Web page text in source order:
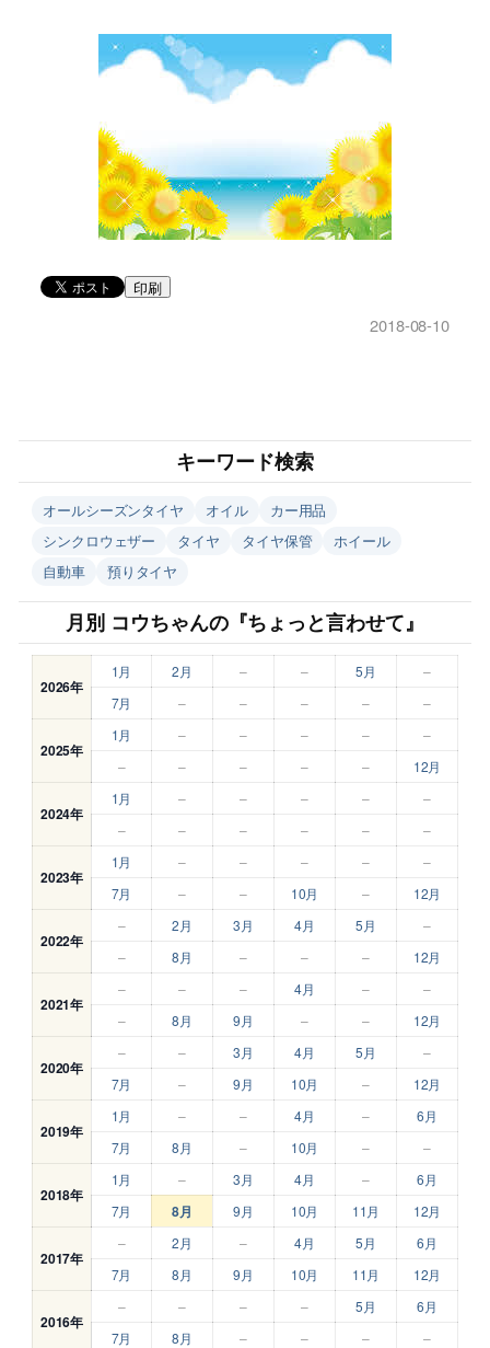
印刷
2018-08-10
キーワード検索
オールシーズンタイヤ オイル
カー用品
シンクロウェザー
タイヤ タイヤ保管
ホイール
自動車
預りタイヤ
月別 コウちゃんの『ちょっと言わせて』
2026年
1月 2月 – – 5月
–
7月
– – – – –
2025年
1月 – – – –
–
–
– – – – 12月
2024年
1月 – – – –
–
–
– – – – –
2023年
1月 – – – –
–
7月
– – 10月 – 12月
2022年
– 2月 3月 4月 5月
–
–
8月 – – – 12月
2021年
– – – 4月 –
–
–
8月 9月 – – 12月
2020年
– – 3月 4月 5月
–
7月
– 9月 10月 – 12月
2019年
1月 – – 4月 –
6月
7月
8月 – 10月 – –
2018年
1月 – 3月 4月 –
6月
7月
8月 9月 10月 11月 12月
2017年
– 2月 – 4月 5月
6月
7月
8月 9月 10月 11月 12月
2016年
– – – – 5月
6月
7月
8月 – – – –